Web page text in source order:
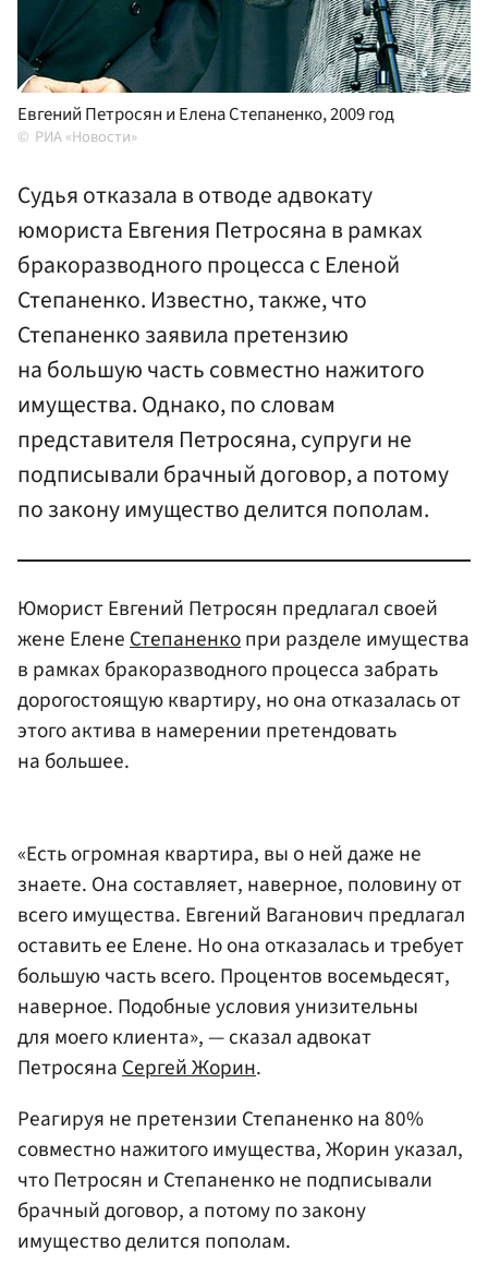
Евгений Петросян и Елена Степаненко, 2009 год
РИА «Новости»
Судья отказала в отводе адвокату
юмориста Евгения Петросяна в рамках
бракоразводного процесса с Еленой
Степаненко. Известно, также, что
Степаненко заявила претензию
на большую часть совместно нажитого
имущества. Однако, по словам
представителя Петросяна, супруги не
подписывали брачный договор, а потому
по закону имущество делится пополам.
Юморист Евгений Петросян предлагал своей
жене ЕленеСтепаненкопри разделе имущества
в рамках бракоразводного процесса забрать
дорогостоящую квартиру, но она отказалась от
этого актива в намерении претендовать
на большее.
«Есть огромная квартира, вы о ней даже не
знаете. Она составляет, наверное, половину от
всего имущества. Евгений Ваганович предлагал
оставить ее Елене. Но она отказалась и требует
большую часть всего. Процентов восемьдесят,
наверное. Подобные условия унизительны
для моего клиента», — сказал адвокат
ПетросянаСергей Жорин.
Реагируя не претензии Степаненко на 80%
совместно нажитого имущества, Жорин указал,
что Петросян и Степаненко не подписывали
брачный договор, а потому по закону
имущество делится пополам.